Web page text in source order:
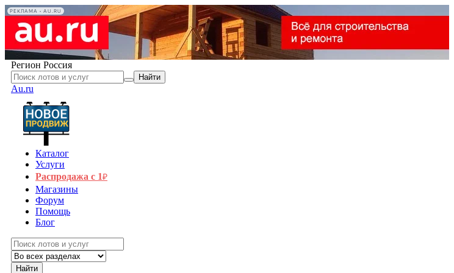
РЕКЛАМА • AU.RU
Регион Россия
Найти
Au.ru
Каталог
Услуги
Распродажа с 1₽
Магазины
Форум
Помощь
Блог
Найти